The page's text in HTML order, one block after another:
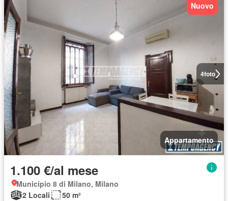
4foto
Nuovo
Appartamento
1.100 €/al mese
Municipio 8 di Milano, Milano
2 Locali
50 m²